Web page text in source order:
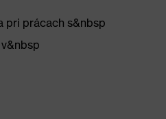
pri prácach s&nbsp